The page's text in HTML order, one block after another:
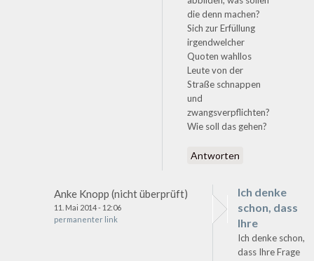
die denn machen?
Sich zur Erfüllung
irgendwelcher
Quoten wahllos
Leute von der
Straße schnappen
und
zwangsverpflichten?
Wie soll das gehen?
Antworten
Anke Knopp (nicht überprüft)
11. Mai 2014 - 12:06
permanenter link
Ich denke
schon, dass
Ihre
Ich denke schon,
dass Ihre Frage